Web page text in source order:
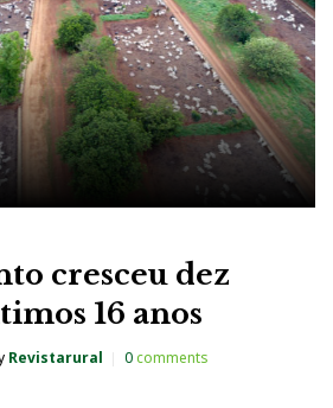
cresceu dez
16 anos
Revistarural 0comments